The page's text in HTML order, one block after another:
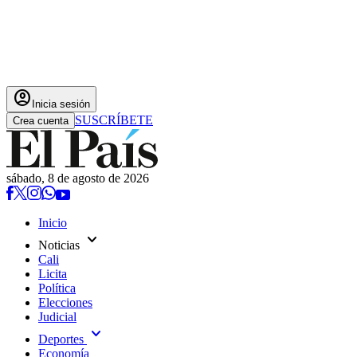
account_circle Inicia sesión
Crea cuenta SUSCRÍBETE
sábado, 8 de agosto de 2026
Inicio
Noticias expand_more
Cali
Licita
Política
Elecciones
Judicial
Deportes expand_more
Economía